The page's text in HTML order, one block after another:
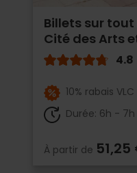
Billets sur
Cité des Arts
4.8
10% rabais
Durée: 6h - 7h
À partir de 51,25